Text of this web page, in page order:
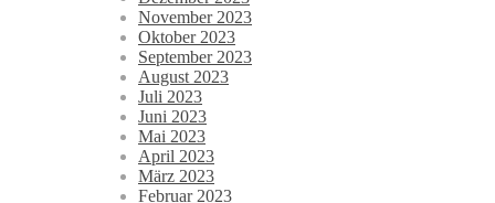
November 2023
Oktober 2023
September 2023
August 2023
Juli 2023
Juni 2023
Mai 2023
April 2023
März 2023
Februar 2023